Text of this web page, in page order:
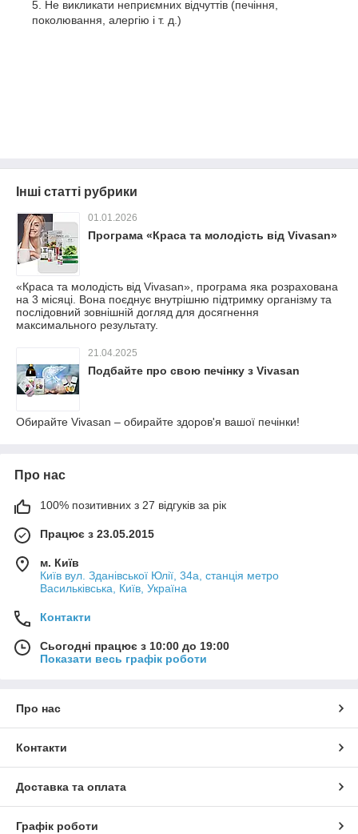
Не викликати неприємних відчуттів (печіння,
поколювання, алергію і т. д.)
Інші статті рубрики
01.01.2026
Програма «Краса та молодість від Vivasan»
«Краса та молодість від Vivasan», програма яка розрахована
на 3 місяці. Вона поєднує внутрішню підтримку організму та
послідовний зовнішній догляд для досягнення
максимального результату.
21.04.2025
Подбайте про свою печінку з Vivasan
Обирайте Vivasan – обирайте здоров'я вашої печінки!
Про нас
100% позитивних з 27 відгуків за рік
Працює з 23.05.2015
м. Київ
Київ вул. Зданівської Юлії, 34а, станція метро
Васильківська, Київ, Україна
Контакти
Сьогодні працює з 10:00 до 19:00
Показати весь графік роботи
Про нас
Контакти
Доставка та оплата
Графік роботи